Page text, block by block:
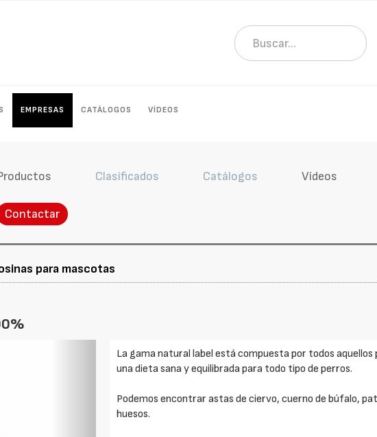
EMPRESAS CATÁLOGOS VÍDEOS
Clasificados Catálogos Vídeos
Contactar
para mascotas
Siguiente
La gama natural label está compuesta por todos
una dieta sana y equilibrada para todo tipo de perros.
Podemos encontrar astas de ciervo, cuerno de búfalo,
huesos.